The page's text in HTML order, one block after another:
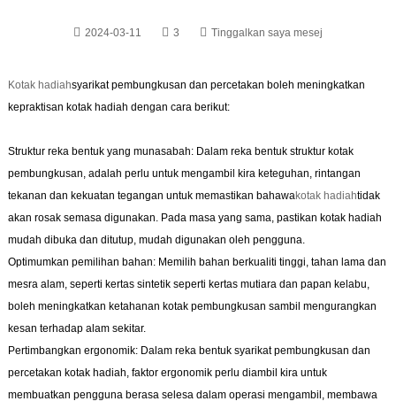
2024-03-11 3 Tinggalkan saya mesej
Kotak hadiahsyarikat pembungkusan dan percetakan boleh meningkatkan
kepraktisan kotak hadiah dengan cara berikut:
Struktur reka bentuk yang munasabah: Dalam reka bentuk struktur kotak
pembungkusan, adalah perlu untuk mengambil kira keteguhan, rintangan
tekanan dan kekuatan tegangan untuk memastikan bahawakotak hadiahtidak
akan rosak semasa digunakan. Pada masa yang sama, pastikan kotak hadiah
mudah dibuka dan ditutup, mudah digunakan oleh pengguna.
Optimumkan pemilihan bahan: Memilih bahan berkualiti tinggi, tahan lama dan
mesra alam, seperti kertas sintetik seperti kertas mutiara dan papan kelabu,
boleh meningkatkan ketahanan kotak pembungkusan sambil mengurangkan
kesan terhadap alam sekitar.
Pertimbangkan ergonomik: Dalam reka bentuk syarikat pembungkusan dan
percetakan kotak hadiah, faktor ergonomik perlu diambil kira untuk
membuatkan pengguna berasa selesa dalam operasi mengambil, membawa